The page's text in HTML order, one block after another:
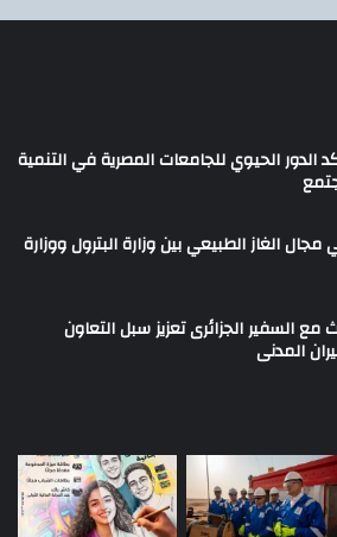
الدور الحيوي للجامعات المصرية في التنمية
الغاز الطبيعي بين وزارة البترول ووزارة
مع السفير الجزائرى تعزيز سبل التعاون
المدنى